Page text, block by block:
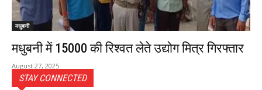
मधुबनी
मधुबनी में ₹15000 की रिश्वत लेते उद्योग मित्र गिरफ्तार
August 27, 2025
STAY CONNECTED